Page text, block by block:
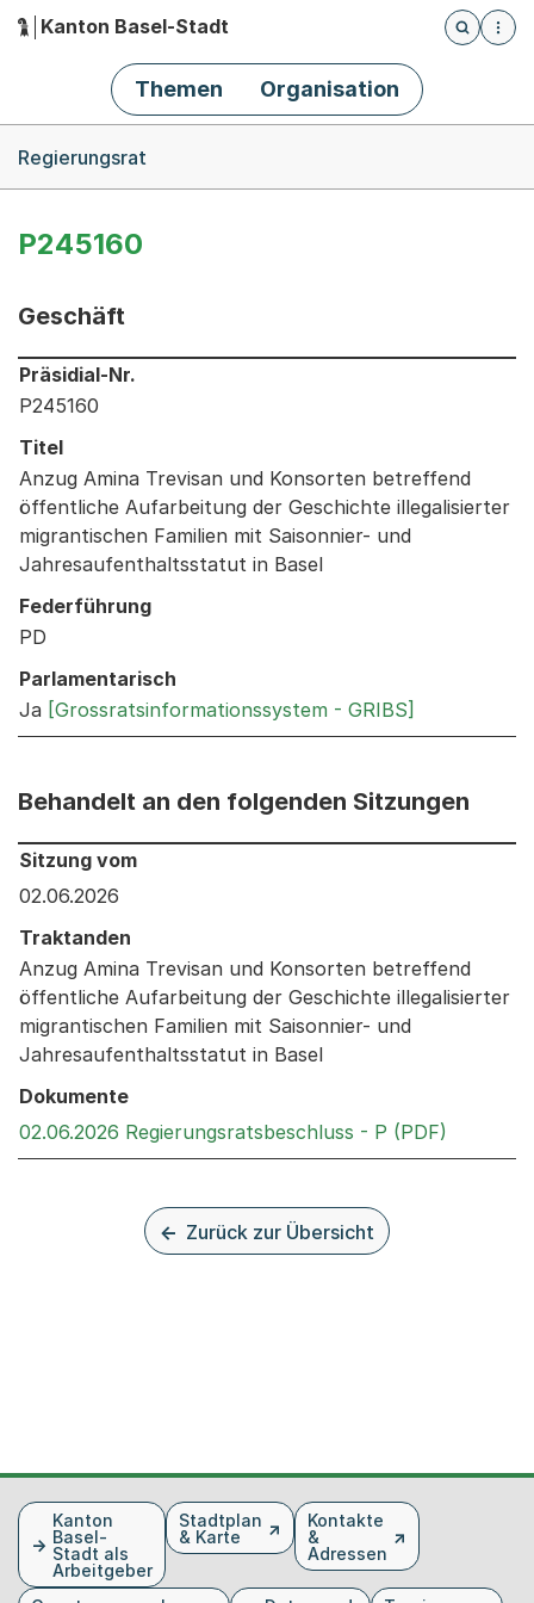
Hauptnavigation
Kanton Basel-Stadt
Öffnet
Themen Organisation
Regierungsrat
P245160
Geschäft
Informationen zum Ausgewählten Geschäft
Präsidial-Nr.
P245160
Titel
Anzug Amina Trevisan und Konsorten betreffend
öffentliche Aufarbeitung der Geschichte illegalisierter
migrantischen Familien mit Saisonnier- und
Jahresaufenthaltsstatut in Basel
Federführung
PD
Parlamentarisch
Ja [Grossratsinformationssystem - GRIBS]
Behandelt an den folgenden Sitzungen
Behandelt an den folgenden Sitzungen: Informationen
Sitzung vom
02.06.2026
Traktanden
Anzug Amina Trevisan und Konsorten betreffend
öffentliche Aufarbeitung der Geschichte illegalisierter
migrantischen Familien mit Saisonnier- und
Jahresaufenthaltsstatut in Basel
Dokumente
02.06.2026 Regierungsratsbeschluss - P (PDF)
Zurück zur Übersicht
FusszeileKanton
Basel-
Stadt als
Arbeitgeber
Stadtplan
& Karte
Kontakte
&
Adressen